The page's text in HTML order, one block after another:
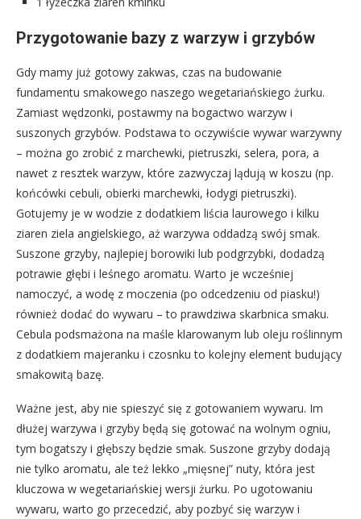
Przygotowanie bazy z warzyw i grzybów
Gdy mamy już gotowy zakwas, czas na budowanie
fundamentu smakowego naszego wegetariańskiego żurku.
Zamiast wędzonki, postawmy na bogactwo warzyw i
suszonych grzybów. Podstawa to oczywiście wywar warzywny
– można go zrobić z marchewki, pietruszki, selera, pora, a
nawet z resztek warzyw, które zazwyczaj lądują w koszu (np.
końcówki cebuli, obierki marchewki, łodygi pietruszki).
Gotujemy je w wodzie z dodatkiem liścia laurowego i kilku
ziaren ziela angielskiego, aż warzywa oddadzą swój smak.
Suszone grzyby, najlepiej borowiki lub podgrzybki, dodadzą
potrawie głębi i leśnego aromatu. Warto je wcześniej
namoczyć, a wodę z moczenia (po odcedzeniu od piasku!)
również dodać do wywaru – to prawdziwa skarbnica smaku.
Cebula podsmażona na maśle klarowanym lub oleju roślinnym
z dodatkiem majeranku i czosnku to kolejny element budujący
smakowitą bazę.
Ważne jest, aby nie spieszyć się z gotowaniem wywaru. Im
dłużej warzywa i grzyby będą się gotować na wolnym ogniu,
tym bogatszy i głębszy będzie smak. Suszone grzyby dodają
nie tylko aromatu, ale też lekko „mięsnej” nuty, która jest
kluczowa w wegetariańskiej wersji żurku. Po ugotowaniu
wywaru, warto go przecedzić, aby pozbyć się warzyw i